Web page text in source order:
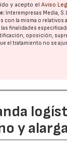
y acepto elAviso
Interempresas Media,
con la misma o
las finalidades
oposición,
el tratamiento no se
y